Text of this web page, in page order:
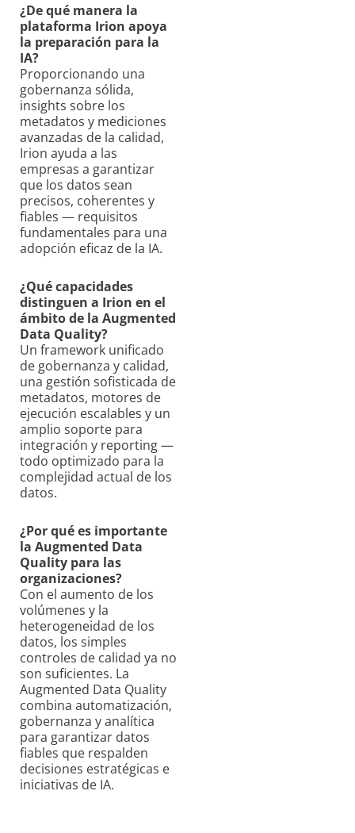
¿De qué manera la
plataforma Irion apoya
la preparación para la
IA?
Proporcionando una
gobernanza sólida,
insights sobre los
metadatos y mediciones
avanzadas de la calidad,
Irion ayuda a las
empresas a garantizar
que los datos sean
precisos, coherentes y
fiables — requisitos
fundamentales para una
adopción eficaz de la IA.
¿Qué capacidades
distinguen a Irion en el
ámbito de la Augmented
Data Quality?
Un framework unificado
de gobernanza y calidad,
una gestión sofisticada de
metadatos, motores de
ejecución escalables y un
amplio soporte para
integración y reporting —
todo optimizado para la
complejidad actual de los
datos.
¿Por qué es importante
la Augmented Data
Quality para las
organizaciones?
Con el aumento de los
volúmenes y la
heterogeneidad de los
datos, los simples
controles de calidad ya no
son suficientes. La
Augmented Data Quality
combina automatización,
gobernanza y analítica
para garantizar datos
fiables que respalden
decisiones estratégicas e
iniciativas de IA.